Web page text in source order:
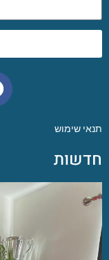
תנאי שימוש
חדשות